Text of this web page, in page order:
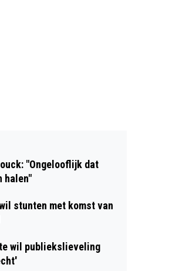
"Ongelooflijk dat
halen"
stunten met komst van
wil publiekslieveling